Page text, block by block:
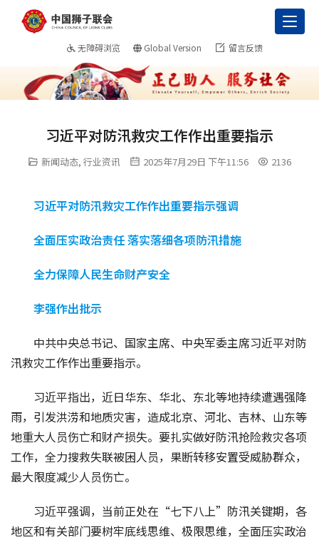
无障碍浏览 Global Version 留言反馈
习近平对防汛救灾工作作出重要指示
新闻动态, 行业资讯 2025年7月29日 下午11:56 2136
习近平对防汛救灾工作作出重要指示强调
全面压实政治责任 落实落细各项防汛措施
全力保障人民生命财产安全
李强作出批示
中共中央总书记、国家主席、中央军委主席习近平对防
汛救灾工作作出重要指示。
习近平指出，近日华东、华北、东北等地持续遭遇强降
雨，引发洪涝和地质灾害，造成北京、河北、吉林、山东等
地重大人员伤亡和财产损失。要扎实做好防汛抢险救灾各项
工作，全力搜救失联被困人员，果断转移安置受威胁群众，
最大限度减少人员伤亡。
习近平强调，当前正处在“七下八上”防汛关键期，各
地区和有关部门要树牢底线思维、极限思维，全面压实政治